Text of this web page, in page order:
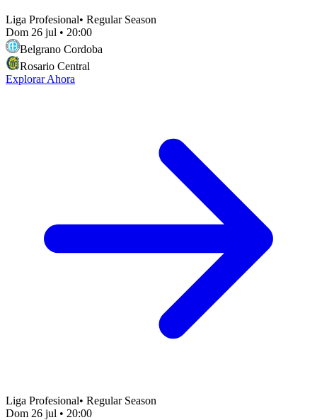
Liga Profesional• Regular Season
Dom 26 jul • 20:00
Belgrano Cordoba
Rosario Central
Explorar Ahora
Liga Profesional• Regular Season
Dom 26 jul • 20:00